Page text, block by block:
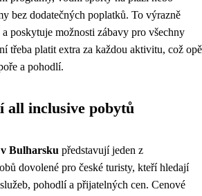
bez dodatečných poplatků. To výrazně
poskytuje možnosti zábavy pro všechny
třeba platit extra za každou aktivitu, což
a pohodlí.
all inclusive pobytů
Bulharsku představují jeden z
dovolené pro české turisty, kteří hledají
pohodlí a přijatelných cen. Cenové